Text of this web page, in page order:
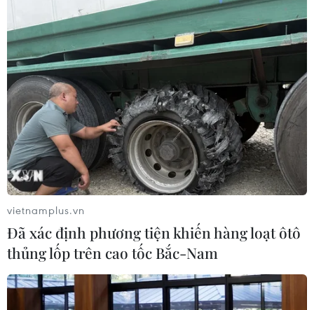
vietnamplus.vn
Đã xác định phương tiện khiến hàng loạt ôtô
thủng lốp trên cao tốc Bắc-Nam